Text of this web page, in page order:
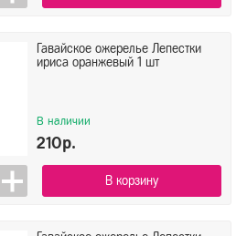
Гавайское ожерелье Лепестки
ириса оранжевый 1 шт
В наличии
210р.
В корзину